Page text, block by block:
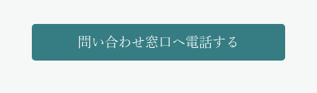
問い合わせ窓口へ電話する